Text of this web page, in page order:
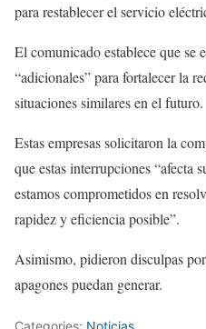
para restablecer el servicio
El comunicado establece que se
“adicionales” para fortalecer la
situaciones similares en el futuro.
Estas empresas solicitaron la
que estas interrupciones “afecta
estamos comprometidos en
rapidez y eficiencia posible”.
Asimismo, pidieron disculpas
apagones puedan generar.
Categories: Noticias